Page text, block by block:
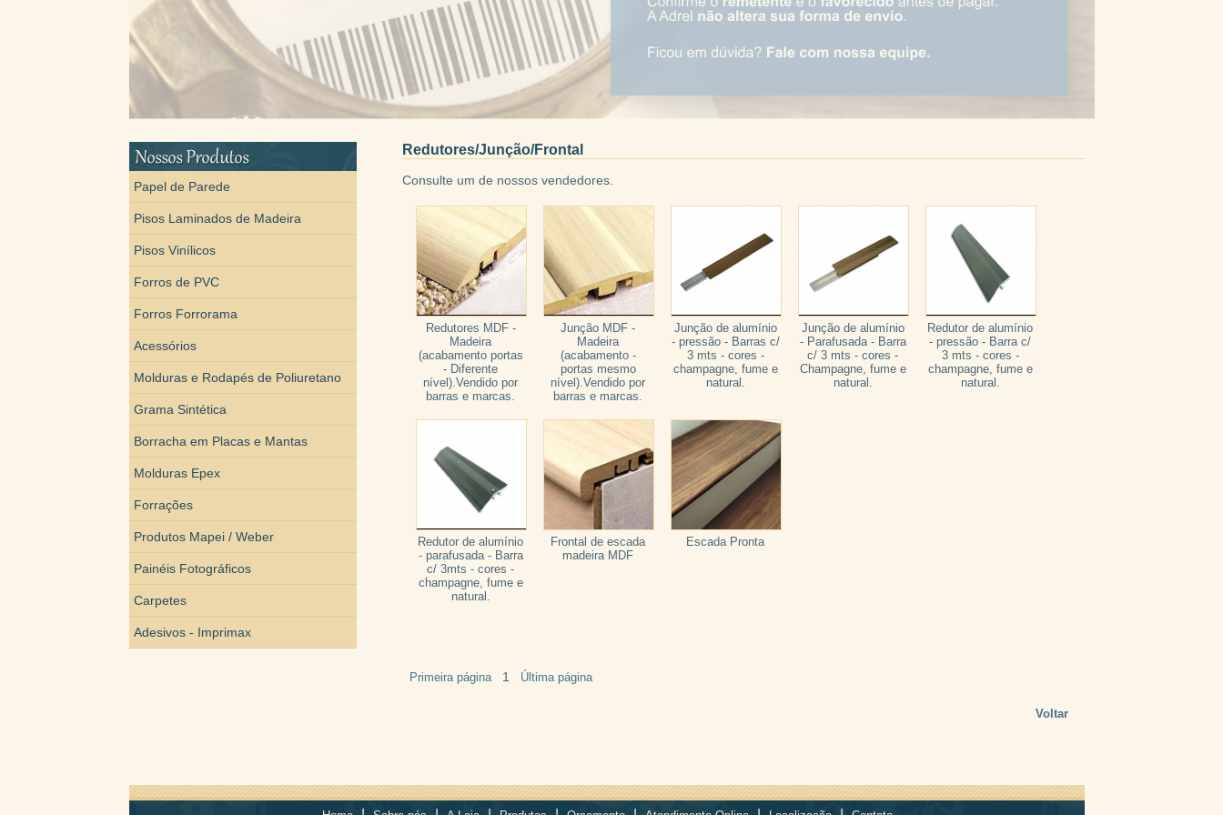
Papel de Parede
Pisos Laminados de Madeira
Pisos Vinílicos
Forros de PVC
Forros Forrorama
Acessórios
Molduras e Rodapés de Poliuretano
Grama Sintética
Borracha em Placas e Mantas
Molduras Epex
Forrações
Produtos Mapei / Weber
Painéis Fotográficos
Carpetes
Adesivos - Imprimax
Redutores/Junção/Frontal
Consulte um de nossos vendedores.
Redutores MDF -
Madeira
(acabamento portas
- Diferente
nível).Vendido por
barras e marcas.
Junção MDF -
Madeira
(acabamento -
portas mesmo
nível).Vendido por
barras e marcas.
Junção de alumínio
- pressão - Barras c/
3 mts - cores -
champagne, fume e
natural.
Junção de alumínio
- Parafusada - Barra
c/ 3 mts - cores -
Champagne, fume e
natural.
Redutor de alumínio
- pressão - Barra c/
3 mts - cores -
champagne, fume e
natural.
Redutor de alumínio
- parafusada - Barra
c/ 3mts - cores -
champagne, fume e
natural.
Frontal de escada
madeira MDF
Escada Pronta
Primeira página 1 Última página
Voltar